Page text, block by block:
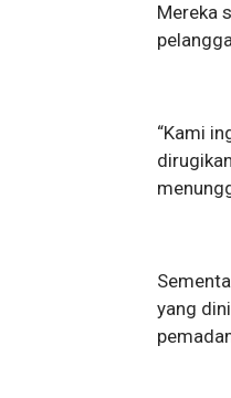
Mereka
“Kami
yang